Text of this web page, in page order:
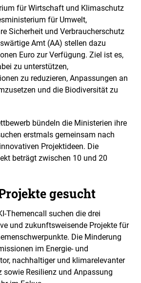
f
e
für Wirtschaft und Klimaschutz
für Umwelt,
Sicherheit und Verbraucherschutz
Amt (AA) stellen dazu
Euro zur Verfügung. Ziel ist es,
zu unterstützen,
zu reduzieren, Anpassungen an
und die Biodiversität zu
bündeln die Ministerien ihre
erstmals gemeinsam nach
Projektideen. Die
beträgt zwischen 10 und 20
gesucht
Themencall suchen die drei
und zukunftsweisende Projekte für
Die Minderung
im Energie- und
nachhaltiger und klimarelevanter
Resilienz und Anpassung